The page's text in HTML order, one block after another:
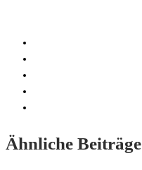
Ähnliche Beiträge